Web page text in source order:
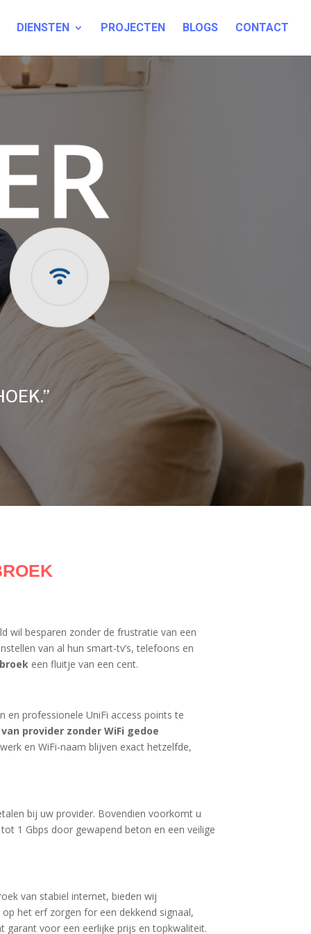
DIENSTEN PROJECTEN BLOGS CONTACT
wil besparen zonder de frustratie van een
van al hun smart-tv’s, telefoons en
een fluitje van een cent.
professionele UniFi access points te
provider zonder WiFi gedoe
en WiFi-naam blijven exact hetzelfde,
bij uw provider. Bovendien voorkomt u
1 Gbps door gewapend beton en een veilige
van stabiel internet, bieden wij
het erf zorgen for een dekkend signaal,
garant voor een eerlijke prijs en topkwaliteit.